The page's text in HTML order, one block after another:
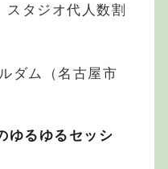
タジオ代人数割
ダム（名古屋市
ゆるゆるセッシ